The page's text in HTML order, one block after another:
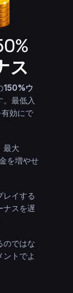
ス
150%ウ
。最低入
効にで
最大
を増やせ
レイする
ナスを遅
のではな
ントでよ